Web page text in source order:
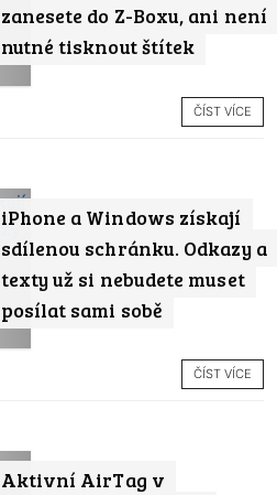
zanesete do Z-Boxu, ani není
nutné tisknout štítek
ČÍST VÍCE
iPhone a Windows získají
sdílenou schránku. Odkazy a
texty už si nebudete muset
posílat sami sobě
ČÍST VÍCE
Aktivní AirTag v